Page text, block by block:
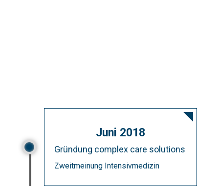
Juni 2018
Gründung complex care solutions
Zweitmeinung Intensivmedizin